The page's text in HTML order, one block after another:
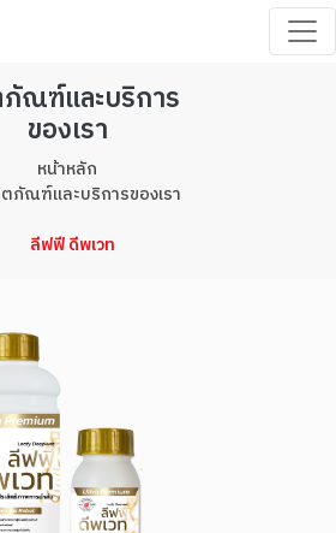
ณฑ์และบริการ
ของเรา
หน้าหลัก
ภัณฑ์และบริการของเรา
ลีฟฟี ดีพเวท